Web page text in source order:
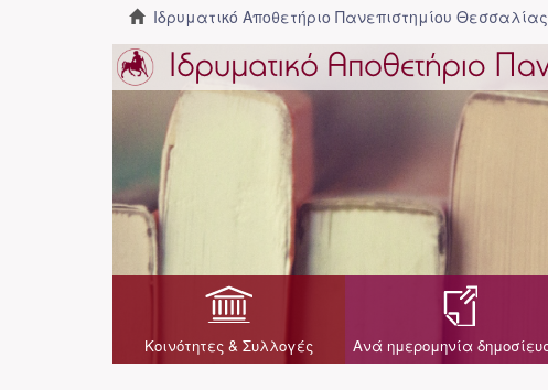
Ιδρυματικό Αποθετήριο Πανεπιστημίου Θεσσαλίας
Κοινότητες & Συλλογές Ανά ημερομηνία